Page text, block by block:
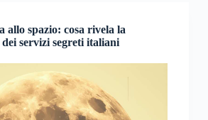
allo spazio: cosa rivela la
servizi segreti italiani